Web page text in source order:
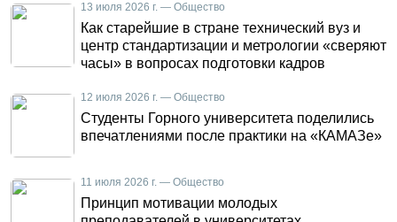
13 июля 2026 г. — Общество
Как старейшие в стране технический вуз и
центр стандартизации и метрологии «сверяют
часы» в вопросах подготовки кадров
12 июля 2026 г. — Общество
Студенты Горного университета поделились
впечатлениями после практики на «КАМАЗе»
11 июля 2026 г. — Общество
Принцип мотивации молодых